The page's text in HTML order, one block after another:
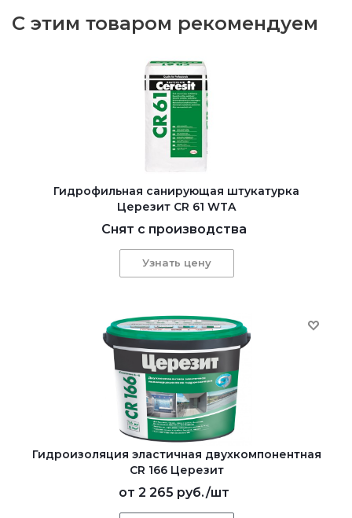
С этим товаром рекомендуем
Гидрофильная санирующая штукатурка
Церезит CR 61 WTA
Снят с производства
Узнать цену
Гидроизоляция эластичная двухкомпонентная
CR 166 Церезит
от 2 265 руб./шт